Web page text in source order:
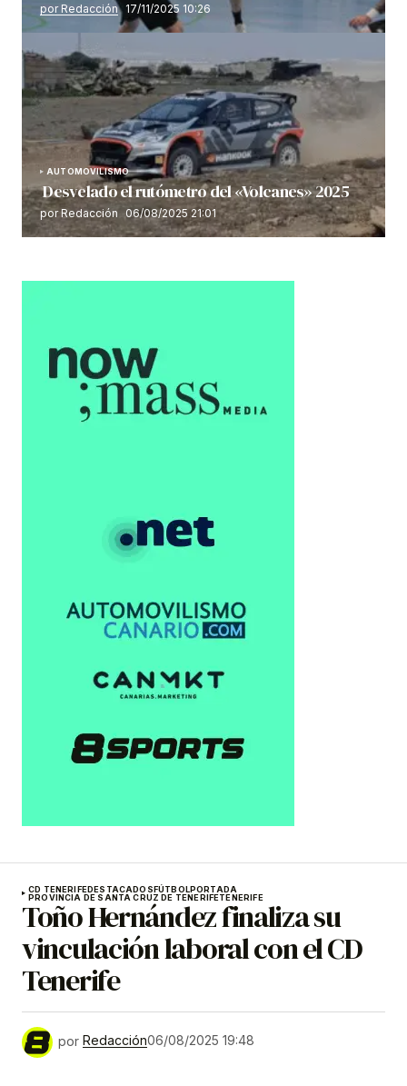
por Redacción 17/11/2025 10:26
AUTOMOVILISMO
Desvelado el rutómetro del «Volcanes» 2025
por Redacción 06/08/2025 21:01
CD TENERIFEDESTACADOSFÚTBOLPORTADA
PROVINCIA DE SANTA CRUZ DE TENERIFETENERIFE
Toño Hernández finaliza su
vinculación laboral con el CD
Tenerife
por Redacción06/08/2025 19:48